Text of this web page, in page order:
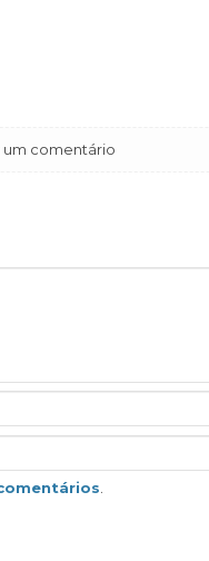
um comentário
.